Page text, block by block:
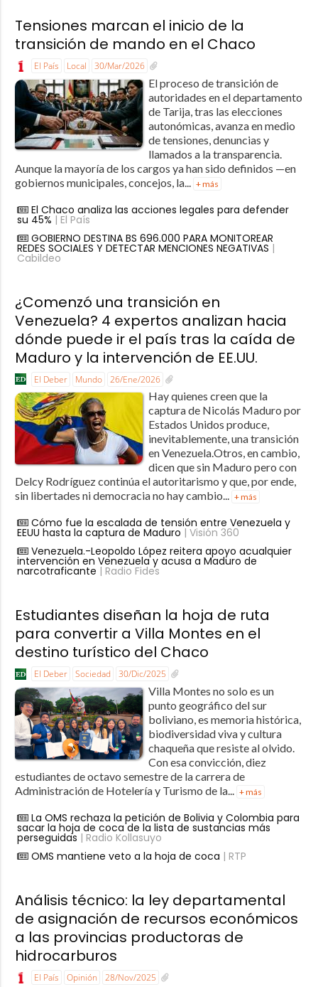
Tensiones marcan el inicio de la
transición de mando en el Chaco
El País Local 30/Mar/2026
El proceso de transición de
autoridades en el departamento
de Tarija, tras las elecciones
autonómicas, avanza en medio
de tensiones, denuncias y
llamados a la transparencia.
Aunque la mayoría de los cargos ya han sido definidos —en
gobiernos municipales, concejos, la...
+ más
El Chaco analiza las acciones legales para defender
su 45% | El País
GOBIERNO DESTINA BS 696.000 PARA MONITOREAR
REDES SOCIALES Y DETECTAR MENCIONES NEGATIVAS |
Cabildeo
¿Comenzó una transición en
Venezuela? 4 expertos analizan hacia
dónde puede ir el país tras la caída de
Maduro y la intervención de EE.UU.
El Deber Mundo 26/Ene/2026
Hay quienes creen que la
captura de Nicolás Maduro por
Estados Unidos produce,
inevitablemente, una transición
en Venezuela.Otros, en cambio,
dicen que sin Maduro pero con
Delcy Rodríguez continúa el autoritarismo y que, por ende,
sin libertades ni democracia no hay cambio... + más
Cómo fue la escalada de tensión entre Venezuela y
EEUU hasta la captura de Maduro | Visión 360
Venezuela.-Leopoldo López reitera apoyo acualquier
intervención en Venezuela y acusa a Maduro de
narcotraficante | Radio Fides
Estudiantes diseñan la hoja de ruta
para convertir a Villa Montes en el
destino turístico del Chaco
El Deber Sociedad 30/Dic/2025
Villa Montes no solo es un
punto geográfico del sur
boliviano, es memoria histórica,
biodiversidad viva y cultura
chaqueña que resiste al olvido.
Con esa convicción, diez
estudiantes de octavo semestre de la carrera de
Administración de Hotelería y Turismo de la... + más
La OMS rechaza la petición de Bolivia y Colombia para
sacar la hoja de coca de la lista de sustancias más
perseguidas | Radio Kollasuyo
OMS mantiene veto a la hoja de coca | RTP
Análisis técnico: la ley departamental
de asignación de recursos económicos
a las provincias productoras de
hidrocarburos
El País Opinión 28/Nov/2025